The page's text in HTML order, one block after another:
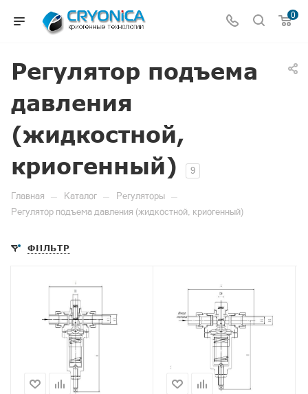
0
Регулятор подъема
давления
(жидкостной,
криогенный)
9
Главная — Каталог — Регуляторы —
Регулятор подъема давления (жидкостной, криогенный)
ФИЛЬТР